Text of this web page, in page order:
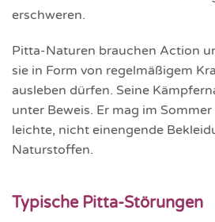
erschweren.
Pitta-Naturen brauchen Action
sie in Form von regelmäßigem
ausleben dürfen. Seine
unter Beweis. Er mag im
leichte, nicht einengende
Naturstoffen.
Typische Pitta-Störungen